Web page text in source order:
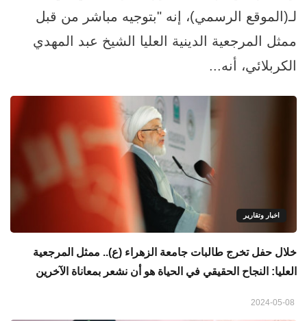
لـ(الموقع الرسمي)، إنه "بتوجيه مباشر من قبل
ممثل المرجعية الدينية العليا الشيخ عبد المهدي
الكربلائي، أنه...
اخبار وتقارير
خلال حفل تخرج طالبات جامعة الزهراء (ع).. ممثل المرجعية
العليا: النجاح الحقيقي في الحياة هو أن نشعر بمعاناة الآخرين